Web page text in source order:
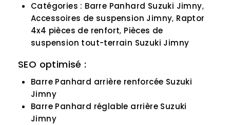
Catégories : Barre Panhard Suzuki Jimny,
Accessoires de suspension Jimny, Raptor
4x4 pièces de renfort, Pièces de
suspension tout-terrain Suzuki Jimny
SEO optimisé :
Barre Panhard arrière renforcée Suzuki
Jimny
Barre Panhard réglable arrière Suzuki
Jimny